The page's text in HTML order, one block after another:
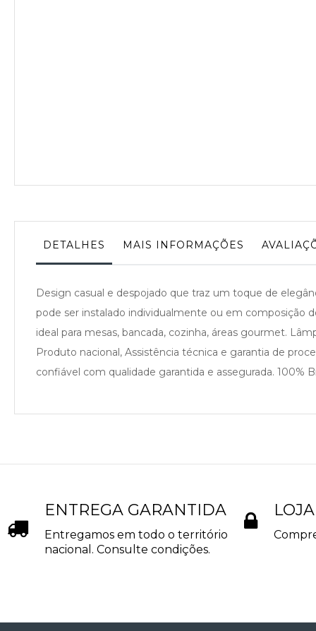
DETALHES MAIS INFORMAÇÕES
Design casual e despojado que traz um toque de
pode ser instalado individualmente ou em composição
ideal para mesas, bancada, cozinha, áreas gourmet.
Produto nacional, Assistência técnica e garantia de
confiável com qualidade garantida e assegurada. 100%
ENTREGA GARANTIDA
Entregamos em todo o território
nacional. Consulte condições.